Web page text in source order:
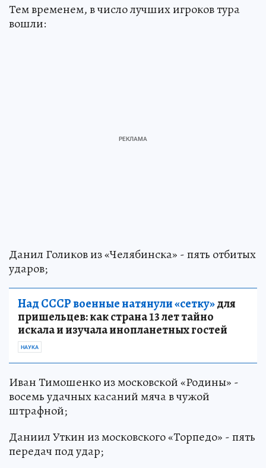
Тем временем, в число лучших игроков тура
вошли:
Данил Голиков из «Челябинска» - пять отбитых
ударов;
Над СССР военные натянули «сетку»для
пришельцев: как страна 13 лет тайно
искала и изучала инопланетных гостей
НАУКА
Иван Тимошенко из московской «Родины» -
восемь удачных касаний мяча в чужой
штрафной;
Даниил Уткин из московского «Торпедо» - пять
передач под удар;